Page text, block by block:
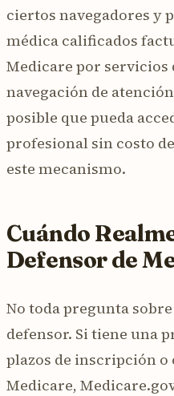
ciertos navegadores y
médica calificados
Medicare por
navegación de
posible que pueda
profesional sin costo
este mecanismo.
Cuándo
Defensor de
No toda pregunta
defensor. Si tiene una
plazos de inscripción o
Medicare,